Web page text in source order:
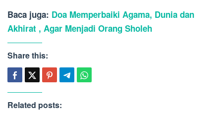
Baca juga: Doa Memperbaiki Agama, Dunia dan
Akhirat , Agar Menjadi Orang Sholeh
Share this:
Related posts: